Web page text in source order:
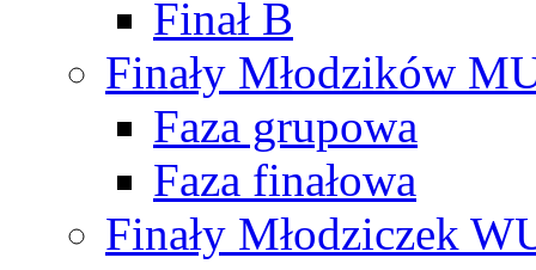
Finał B
Finały Młodzików
Faza grupowa
Faza finałowa
Finały Młodziczek